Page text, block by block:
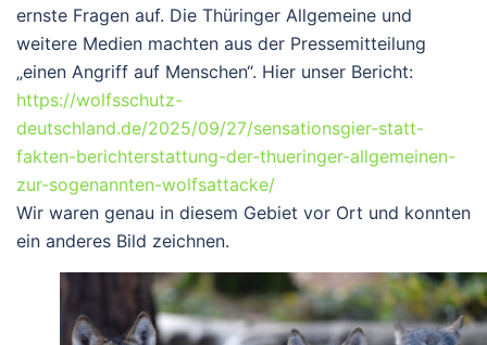
ernste Fragen auf. Die Thüringer Allgemeine und
weitere Medien machten aus der Pressemitteilung
„einen Angriff auf Menschen“. Hier unser Bericht:
https://wolfsschutz-
deutschland.de/2025/09/27/sensationsgier-statt-
fakten-berichterstattung-der-thueringer-allgemeinen-
zur-sogenannten-wolfsattacke/
Wir waren genau in diesem Gebiet vor Ort und konnten
ein anderes Bild zeichnen.